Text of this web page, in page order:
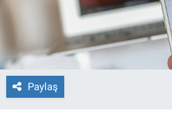
Paylaş
Gün Başlıyor
Gün Bitiyor
Gün Ortası